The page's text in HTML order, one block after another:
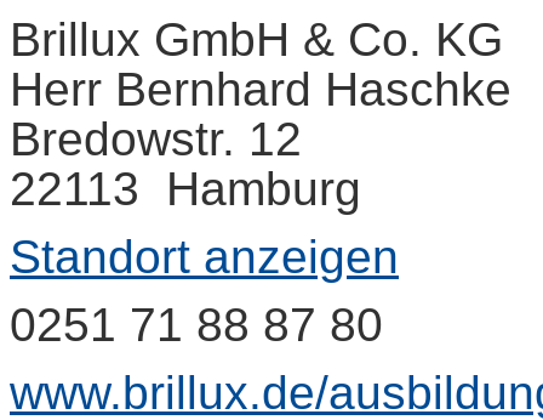
Brillux GmbH & Co. KG
Herr Bernhard Haschke
Bredowstr. 12
22113 Hamburg
Standort anzeigen
0251 71 88 87 80
www.brillux.de/